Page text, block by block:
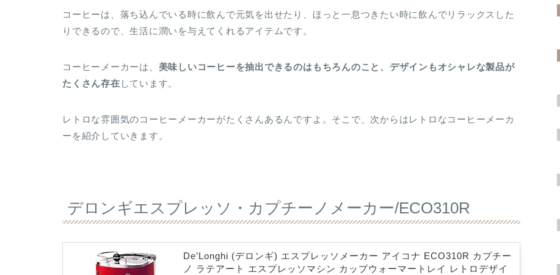
コーヒーは、落ち込んでいる時に飲んで元気を出せたり、ほっと一息つきたい時に飲んでリラックスした
りできるので、生活に潤いを与えてくれるアイテムです。
コーヒーメーカーは、 美味しいコーヒーを抽出できるのはもちろんのこと、デザインもオシャレな製品が
たくさん存在 しています。
レトロな雰囲気のコーヒーメーカーがたくさんあるんですよ。そこで、次からはレトロなコーヒーメーカ
ーを紹介していきます。
デロンギエスプレッソ・カプチーノメーカー/ECO310R
De’Longhi (デロンギ) エスプレッソメーカー アイコナ ECO310R カプチー
ノ ラテアート エスプレッソマシン カップウォーマートレイ レトロデザイ